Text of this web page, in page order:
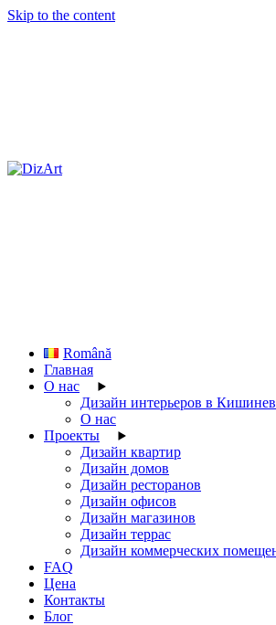
Skip to the content
Română
Главная
О нас
Дизайн интерьеров в
О нас
Проекты
Дизайн квартир
Дизайн домов
Дизайн ресторанов
Дизайн офисов
Дизайн магазинов
Дизайн террас
Дизайн коммерческих
FAQ
Цена
Контакты
Блог